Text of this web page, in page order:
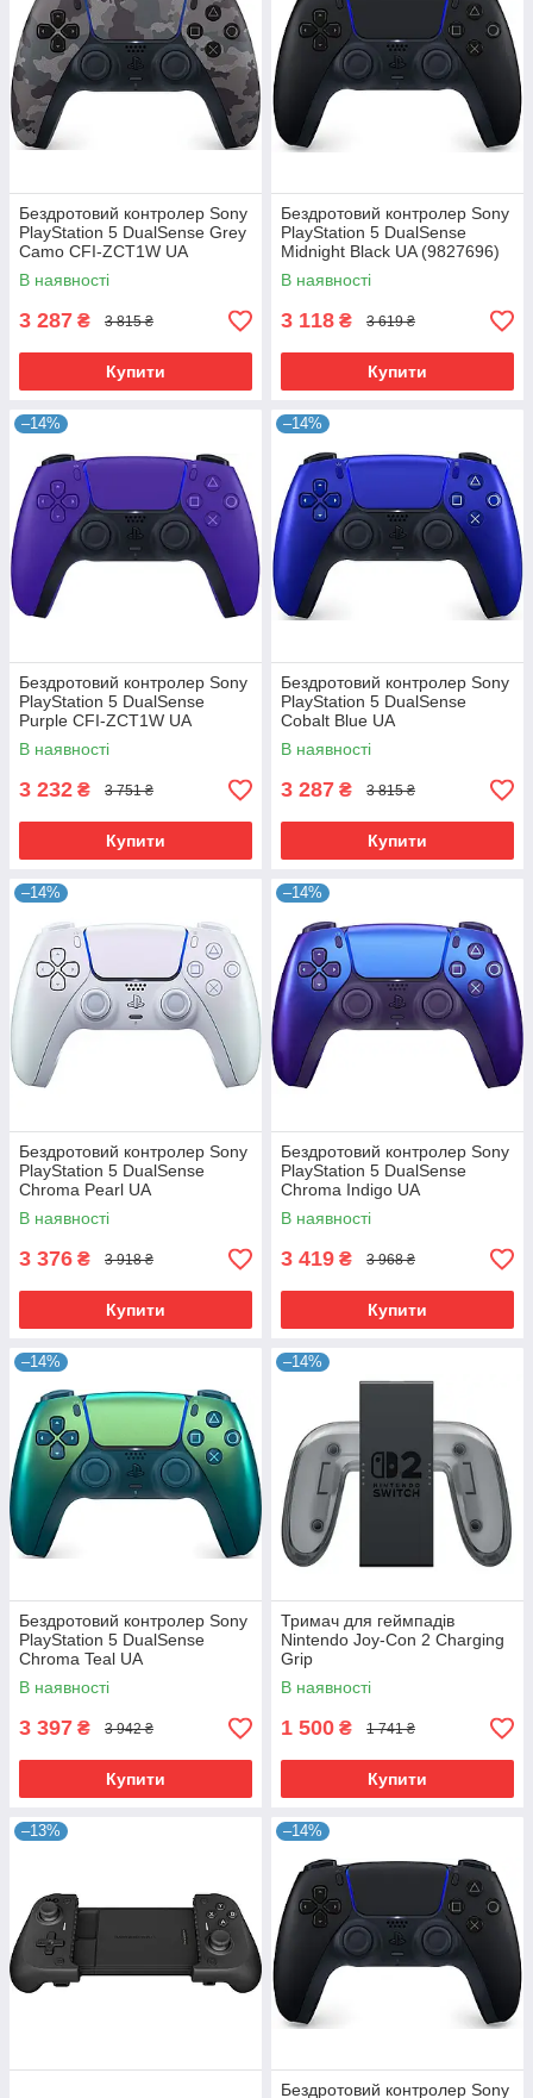
Бездротовий контролер Sony
PlayStation 5 DualSense Grey
Camo CFI-ZCT1W UA
(9423799)
В наявності
3 287 ₴ 3 815 ₴
Купити
Бездротовий контролер Sony
PlayStation 5 DualSense
Midnight Black UA (9827696)
В наявності
3 118 ₴ 3 619 ₴
Купити
–14%
Бездротовий контролер Sony
PlayStation 5 DualSense
Purple CFI-ZCT1W UA
(9729297)
В наявності
3 232 ₴ 3 751 ₴
Купити
–14%
Бездротовий контролер Sony
PlayStation 5 DualSense
Cobalt Blue UA
В наявності
3 287 ₴ 3 815 ₴
Купити
–14%
Бездротовий контролер Sony
PlayStation 5 DualSense
Chroma Pearl UA
В наявності
3 376 ₴ 3 918 ₴
Купити
–14%
Бездротовий контролер Sony
PlayStation 5 DualSense
Chroma Indigo UA
В наявності
3 419 ₴ 3 968 ₴
Купити
–14%
Бездротовий контролер Sony
PlayStation 5 DualSense
Chroma Teal UA
(1000044461)
В наявності
3 397 ₴ 3 942 ₴
Купити
–14%
Тримач для геймпадів
Nintendo Joy-Con 2 Charging
Grip
В наявності
1 500 ₴ 1 741 ₴
Купити
–13% –14%
Бездротовий контролер Sony